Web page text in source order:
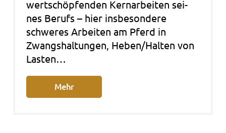
wert­schöp­fen­den Kern­ar­bei­ten sei­
nes Berufs – hier ins­be­son­de­re
schwe­res Arbei­ten am Pferd in
Zwangs­hal­tun­gen, Heben/Halten von
Las­ten…
Mehr